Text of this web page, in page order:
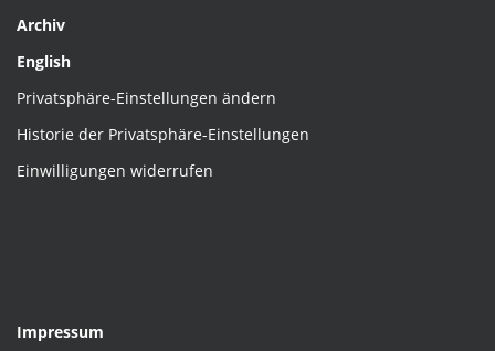
Archiv
English
Privatsphäre-Einstellungen ändern
Historie der Privatsphäre-Einstellungen
Einwilligungen widerrufen
Impressum